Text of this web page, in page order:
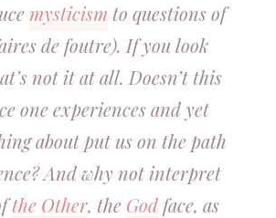
mysticism to questions of
de foutre). If you look
not it at all. Doesn’t this
one experiences and yet
about put us on the path
And why not interpret
the Other, the Godface, as